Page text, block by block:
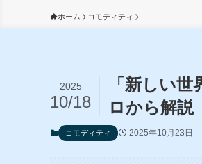
ホーム コモディティ
「新しい
ロから解説
2025
10/18
コモディティ 2025年10月23日